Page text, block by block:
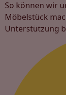
So können wir
Möbelstück
Unterstützung